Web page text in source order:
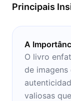
Principais
A
O livro
de
valiosas